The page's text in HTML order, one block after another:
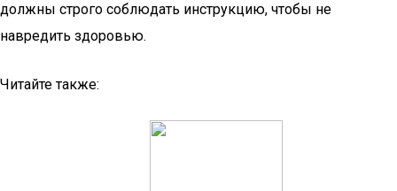
должны строго соблюдать инструкцию, чтобы не
навредить здоровью.
Читайте также: